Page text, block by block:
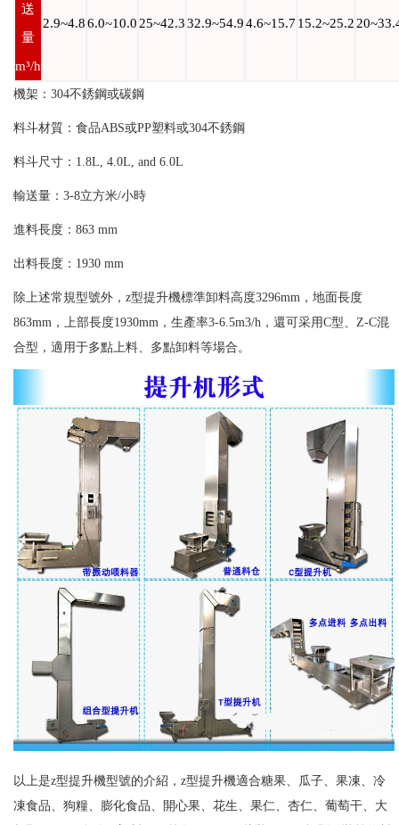
送
量
m³/h
2.9~4.86.0~10.0 25~42.332.9~54.94.6~15.7 15.2~25.2
機架：304不銹鋼或碳鋼
料斗材質：食品ABS或PP塑料或304不銹鋼
料斗尺寸：1.8L, 4.0L, and 6.0L
輸送量：3-8立方米/小時
進料長度：863 mm
出料長度：1930 mm
除上述常規型號外，z型提升機標準卸料高度3296mm，地面長度
863mm，上部長度1930mm，生產率3-6.5m3/h，還可采用C型、Z-C混
合型，適用于多點上料、多點卸料等場合。
以上是z型提升機型號的介紹，z型提升機適合糖果、瓜子、果凍、冷
凍食品、狗糧、膨化食品、開心果、花生、果仁、杏仁、葡萄干、大